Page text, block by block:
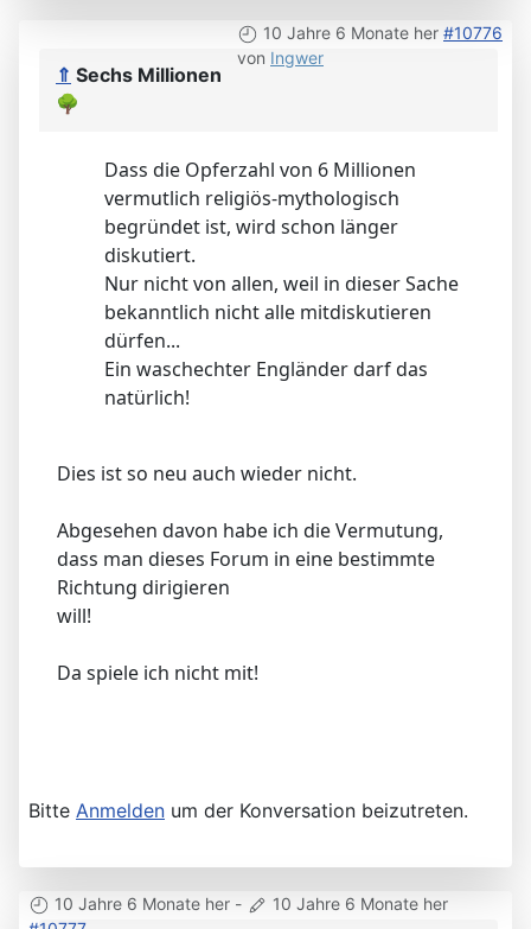
10 Jahre 6 Monate her #10776
von Ingwer
⇑ Sechs Millionen
🌳
Dass die Opferzahl von 6 Millionen
vermutlich religiös-mythologisch
begründet ist, wird schon länger
diskutiert.
Nur nicht von allen, weil in dieser Sache
bekanntlich nicht alle mitdiskutieren
dürfen...
Ein waschechter Engländer darf das
natürlich!
Dies ist so neu auch wieder nicht.
Abgesehen davon habe ich die Vermutung,
dass man dieses Forum in eine bestimmte
Richtung dirigieren
will!
Da spiele ich nicht mit!
Bitte Anmelden um der Konversation beizutreten.
10 Jahre 6 Monate her -
10 Jahre 6 Monate her